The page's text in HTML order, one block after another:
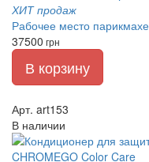
ХИТ продаж
Рабочее место
37500 грн
В корзину
Арт. art153
В наличии